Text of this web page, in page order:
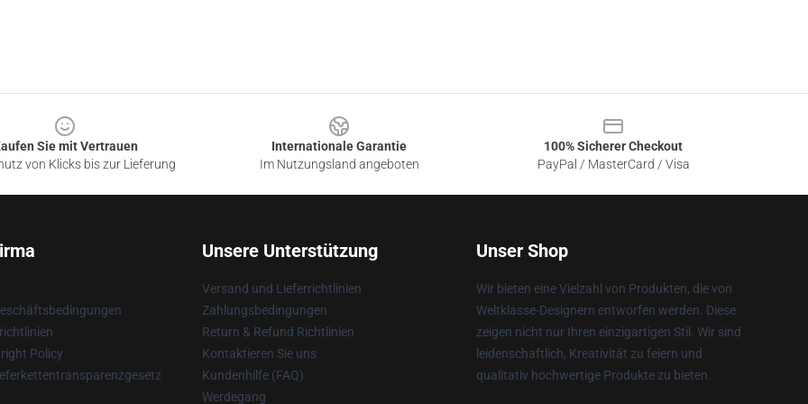
Sie mit Vertrauen
von Klicks bis zur Lieferung
Internationale Garantie
Im Nutzungsland angeboten
100% Sicherer Checkout
PayPal / MasterCard / Visa
Policy
Unsere Unterstützung
Versand und Lieferrichtlinien
Zahlungsbedingungen
Return & Refund Richtlinien
Kontaktieren Sie uns
Kundenhilfe (FAQ)
Werdegang
Unser Shop
Wir bieten eine Vielzahl von Produkten, die von
Weltklasse-Designern entworfen werden. Diese
zeigen nicht nur Ihren einzigartigen Stil. Wir sind
leidenschaftlich, Kreativität zu feiern und
qualitativ hochwertige Produkte zu bieten.